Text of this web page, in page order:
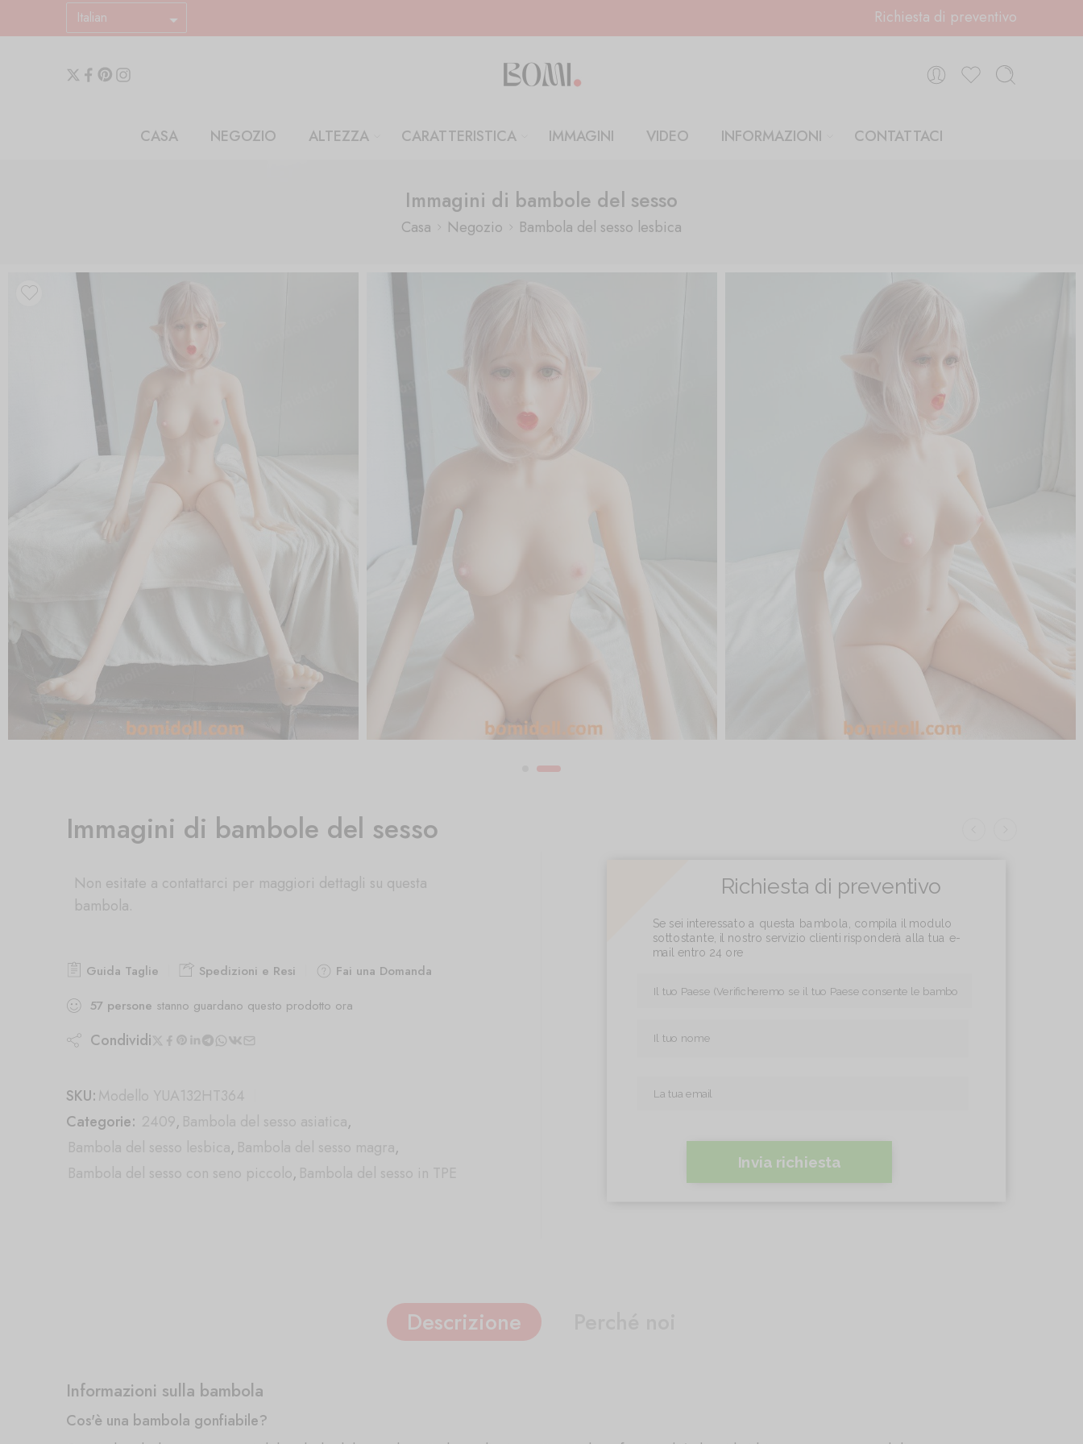
Italian Richiesta di preventivo
CASA NEGOZIO ALTEZZA CARATTERISTICA IMMAGINI VIDEO INFORMAZIONI CONTATTACI
Immagini di bambole del sesso
Casa Negozio Bambola del sesso lesbica
Immagini di bambole del sesso
Non esitate a contattarci per maggiori dettagli su questa
bambola.
Guida Taglie Spedizioni e Resi
Fai una Domanda
57 persone stanno guardano questo prodotto ora
Condividi
SKU:Modello YUA132HT364
Categorie: 2409, Bambola del sesso asiatica,
Bambola del sesso lesbica, Bambola del sesso magra,
Bambola del sesso con seno piccolo, Bambola del sesso in TPE
Richiesta di preventivo
Se sei interessato a questa bambola, compila il modulo
sottostante, il nostro servizio clienti risponderà alla tua e-
mail entro 24 ore
Invia richiesta
Descrizione
Informazioni sulla bambola
Cos'è una bambola gonfiabile?